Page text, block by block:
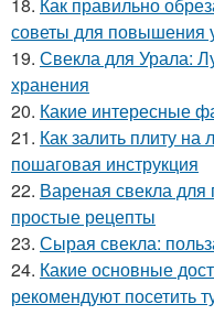
18. Как правильно
советы для повышения
19. Свекла для Урала:
хранения
20. Какие интересные
21. Как залить плиту
пошаговая инструкция
22. Вареная свекла для
простые рецепты
23. Сырая свекла:
24. Какие основные
рекомендуют посетить